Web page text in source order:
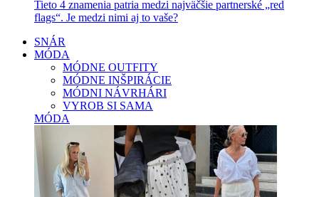
Tieto 4 znamenia patria medzi najväčšie partnerské „red
flags“. Je medzi nimi aj to vaše?
SNÁR
MÓDA
MÓDNE OUTFITY
MÓDNE INŠPIRÁCIE
MÓDNI NÁVRHÁRI
VYROB SI SAMA
MÓDA